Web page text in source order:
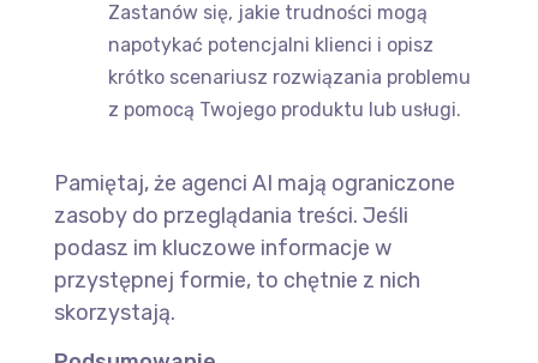
Zastanów się, jakie trudności mogą
napotykać potencjalni klienci i opisz
krótko scenariusz rozwiązania problemu
z pomocą Twojego produktu lub usługi.
Pamiętaj, że agenci AI mają ograniczone
zasoby do przeglądania treści. Jeśli
podasz im kluczowe informacje w
przystępnej formie, to chętnie z nich
skorzystają.